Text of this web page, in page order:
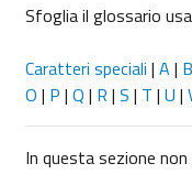
Sfoglia il glossario
Caratteri speciali | A | B
O | P | Q | R | S | T | U |
In questa sezione